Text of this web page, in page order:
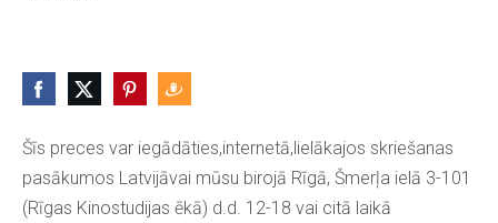
Šīs preces var iegādāties,internetā,lielākajos skriešanas
pasākumos Latvijāvai mūsu birojā Rīgā, Šmerļa ielā 3-101
(Rīgas Kinostudijas ēkā) d.d. 12-18 vai citā laikā